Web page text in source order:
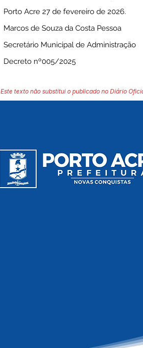
Porto Acre 27 de fevereiro de 2026.
Marcos de Souza da Costa Pessoa
Secretário Municipal de Administração
Decreto nº005/2025
Este texto não substitui o publicado no Diário